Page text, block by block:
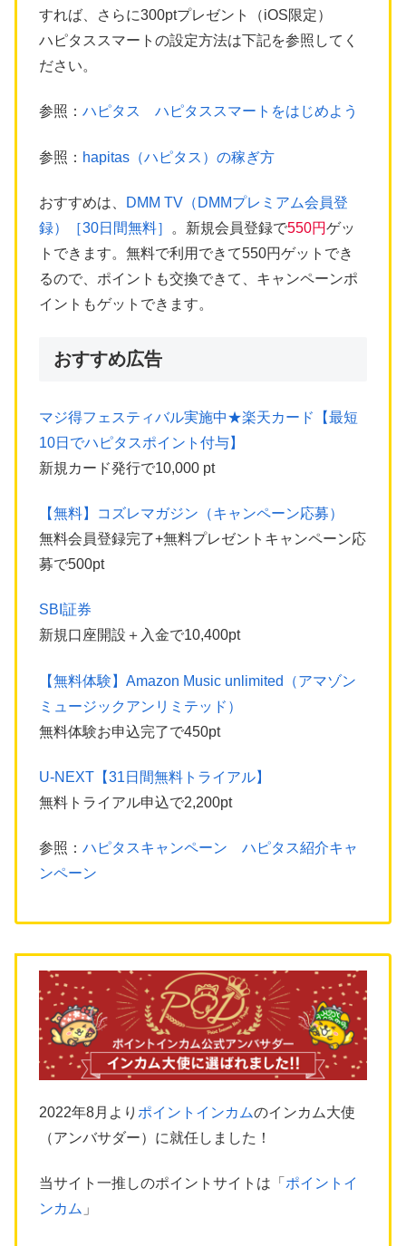
すれば、さらに300ptプレゼント（iOS限定）
ハピタススマートの設定方法は下記を参照してく
ださい。
参照： ハピタス ハピタススマートをはじめよう
参照： hapitas（ハピタス）の稼ぎ方
おすすめは、
DMM TV（DMMプレミアム会員登
録）［30日間無料］
。新規会員登録で550円ゲッ
トできます。無料で利用できて550円ゲットでき
るので、ポイントも交換できて、キャンペーンポ
イントもゲットできます。
おすすめ広告
マジ得フェスティバル実施中★楽天カード【最短
10日でハピタスポイント付与】
新規カード発行で10,000 pt
【無料】コズレマガジン（キャンペーン応募）
無料会員登録完了+無料プレゼントキャンペーン応
募で500pt
SBI証券
新規口座開設＋入金で10,400pt
【無料体験】Amazon Music unlimited（アマゾン
ミュージックアンリミテッド）
無料体験お申込完了で450pt
U-NEXT【31日間無料トライアル】
無料トライアル申込で2,200pt
参照： ハピタスキャンペーン ハピタス紹介キャ
ンペーン
2022年8月より ポイントインカムのインカム大使
（アンバサダー）に就任しました！
当サイト一推しのポイントサイトは「 ポイントイ
ンカム 」